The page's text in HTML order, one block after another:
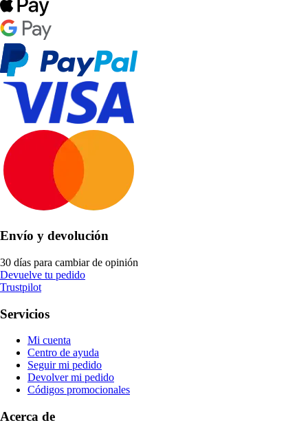
Envío y devolución
30 días para cambiar de opinión
Devuelve tu pedido
Trustpilot
Servicios
Mi cuenta
Centro de ayuda
Seguir mi pedido
Devolver mi pedido
Códigos promocionales
Acerca de